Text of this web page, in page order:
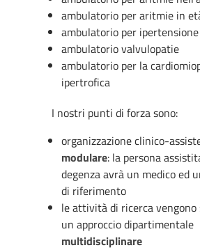
ambulatorio per aritmie in
ambulatorio per
ambulatorio valvulopatie
ambulatorio per la
ipertrofica
I nostri punti di forza sono:
organizzazione clinico-
modulare: la persona
degenza avrà un medico ed
di riferimento
le attività di ricerca vengono
un approccio dipartimentale
multidisciplinare